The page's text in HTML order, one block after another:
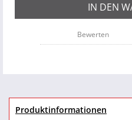
IN DEN
Bewerten
Produktinformationen